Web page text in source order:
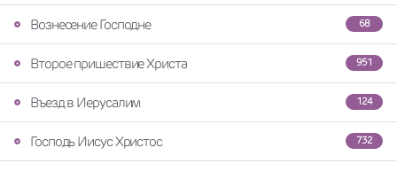
68
Вознесение Господне
951
Второе пришествие Христа
124
Въезд в Иерусалим
732
Господь Иисус Христос